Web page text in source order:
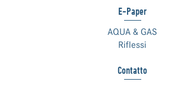
E-Paper
AQUA & GAS
Riflessi
Contatto